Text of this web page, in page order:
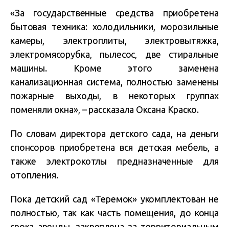
«За государственные средства приобретена
бытовая техника: холодильники, морозильные
камеры, электроплиты, электровытяжка,
электромясорубка, пылесос, две стиральные
машины. Кроме этого заменена
канализационная система, полностью заменены
пожарные выходы, в некоторых группах
поменяли окна», – рассказала Оксана Краско.
По словам директора детского сада, на деньги
спонсоров приобретена вся детская мебель, а
также электрокотлы предназначенные для
отопления.
Пока детский сад «Теремок» укомплектован не
полностью, так как часть помещения, до конца